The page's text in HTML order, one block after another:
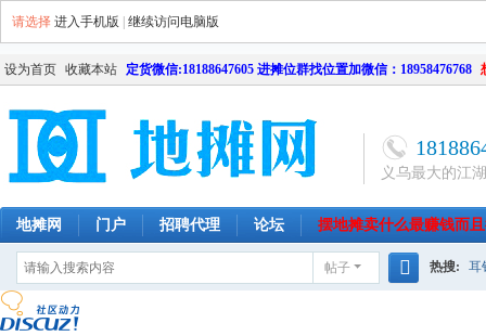
请选择 进入手机版 继续访问电脑版
设为首页 收藏本站 定货微信:18188647605 进摊位群找位置加微信：18958476768
义乌最大的江
地摊网 门户 招聘代理 论坛 摆地摊卖什么最赚钱而
南昌
帖子 热搜: 耳